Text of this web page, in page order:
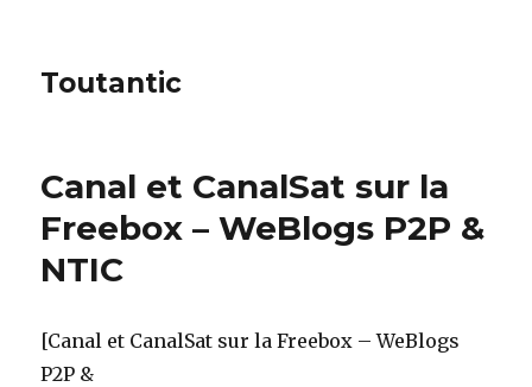
Toutantic
Canal et CanalSat sur la
Freebox – WeBlogs P2P &
NTIC
[Canal et CanalSat sur la Freebox – WeBlogs
P2P &